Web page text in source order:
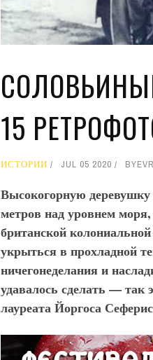
15
ИСТОРИИ JUL 05 2020 BY
Высокогорную деревушку
метров над уровнем
британской
укрыться в прохладной
ничегонеделания и
удавалось сделать — так
лауреата Йоргоса